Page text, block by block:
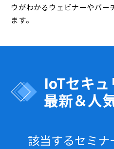
ウがわかるウェビナーやバー
ます。
IoTセキュ
最新＆人
該当するセミ